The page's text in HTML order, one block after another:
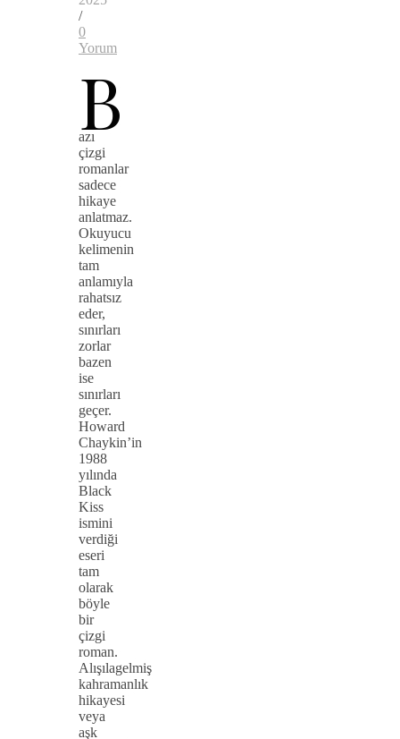
/
0
Yorum
B
azı
çizgi
romanlar
sadece
hikaye
anlatmaz.
Okuyucu
kelimenin
tam
anlamıyla
rahatsız
eder,
sınırları
zorlar
bazen
ise
sınırları
geçer.
Howard
Chaykin’in
1988
yılında
Black
Kiss
ismini
verdiği
eseri
tam
olarak
böyle
bir
çizgi
roman.
Alışılagelmiş
kahramanlık
hikayesi
veya
aşk